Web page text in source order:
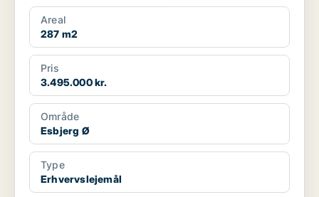
Areal
287 m2
Pris
3.495.000 kr.
Område
Esbjerg Ø
Type
Erhvervslejemål